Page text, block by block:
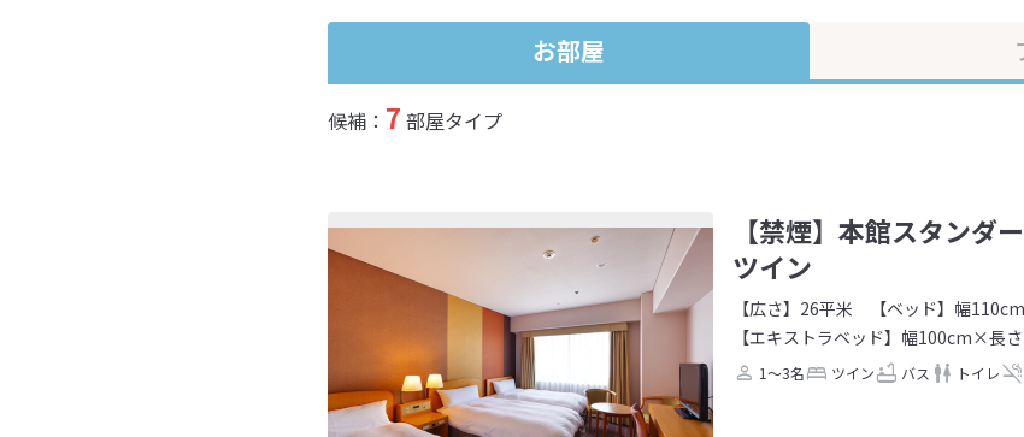
お部屋
候補： 7 部屋タイプ
【禁煙】本館スタン
ツイン
【広さ】26平米
【ベッド】幅
【エキストラベッド】幅100cm×長さ
1～3名 ツイン バス トイレ